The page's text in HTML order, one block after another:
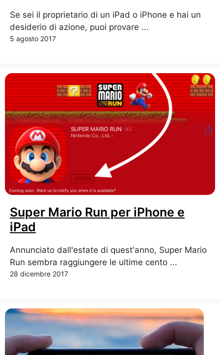
Se sei il proprietario di un iPad o iPhone e hai un
desiderio di azione, puoi provare ...
5 agosto 2017
Super Mario Run per iPhone e
iPad
Annunciato dall'estate di quest'anno, Super Mario
Run sembra raggiungere le ultime cento ...
28 dicembre 2017